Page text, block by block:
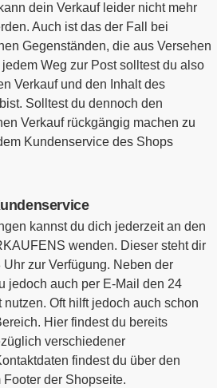
dein Verkauf leider nicht mehr
Auch ist das der Fall bei
Gegenständen, die aus Versehen
Weg zur Post solltest du also
Verkauf und den Inhalt des
Solltest du dennoch den
Verkauf rückgängig machen zu
Kundenservice des Shops
kannst du dich jederzeit an den
wenden. Dieser steht dir
zur Verfügung. Neben der
jedoch auch per E-Mail den 24
Oft hilft jedoch auch schon
Hier findest du bereits
verschiedener
findest du über den
der Shopseite.